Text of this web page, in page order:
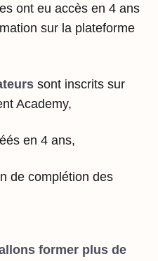
ont eu accès en 4 ans
sur la plateforme
sont inscrits sur
Academy,
en 4 ans,
de complétion des
former plus de